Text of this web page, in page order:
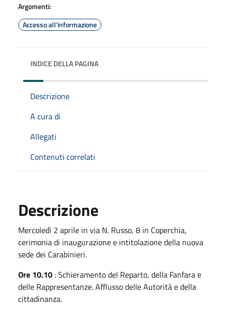
Argomenti:
Accesso all'informazione
INDICE DELLA PAGINA
Descrizione
A cura di
Allegati
Contenuti correlati
Descrizione
Mercoledì 2 aprile in via N. Russo, 8 in Coperchia,
cerimonia di inaugurazione e intitolazione della nuova
sede dei Carabinieri.
Ore 10.10 : Schieramento del Reparto, della Fanfara e
delle Rappresentanze. Afflusso delle Autorità e della
cittadinanza.